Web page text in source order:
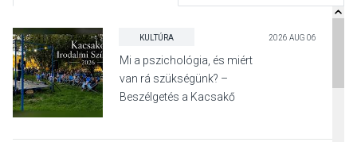
KULTÚRA 2026 AUG 06
Mi a pszichológia, és miért
van rá szükségünk? –
Beszélgetés a Kacsakő